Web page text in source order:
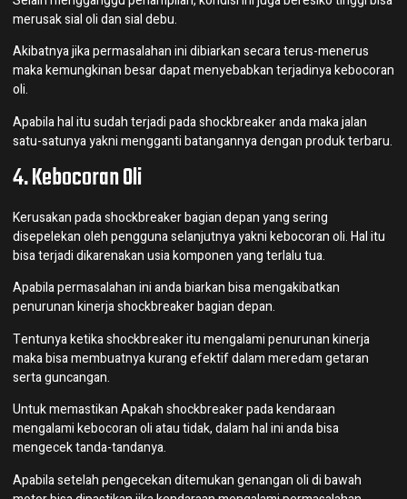
merusak sial oli dan sial debu.
Akibatnya jika permasalahan ini dibiarkan secara terus-menerus
maka kemungkinan besar dapat menyebabkan terjadinya kebocoran
oli.
Apabila hal itu sudah terjadi pada shockbreaker anda maka jalan
satu-satunya yakni mengganti batangannya dengan produk terbaru.
4. Kebocoran Oli
Kerusakan pada shockbreaker bagian depan yang sering
disepelekan oleh pengguna selanjutnya yakni kebocoran oli. Hal itu
bisa terjadi dikarenakan usia komponen yang terlalu tua.
Apabila permasalahan ini anda biarkan bisa mengakibatkan
penurunan kinerja shockbreaker bagian depan.
Tentunya ketika shockbreaker itu mengalami penurunan kinerja
maka bisa membuatnya kurang efektif dalam meredam getaran
serta guncangan.
Untuk memastikan Apakah shockbreaker pada kendaraan
mengalami kebocoran oli atau tidak, dalam hal ini anda bisa
mengecek tanda-tandanya.
Apabila setelah pengecekan ditemukan genangan oli di bawah